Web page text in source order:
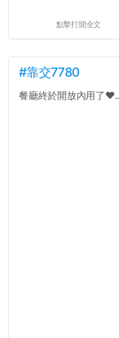
點擊打開全文
#靠交7780
餐廳終於開放內用了